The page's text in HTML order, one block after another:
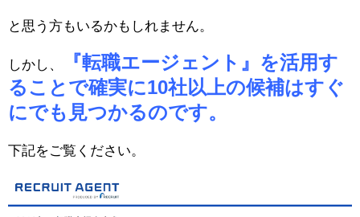
と思う方もいるかもしれません。
しかし、
『転職エージェント』を活用す
ることで確実に10社以上の候補はすぐ
にでも見つかるのです。
下記をご覧ください。